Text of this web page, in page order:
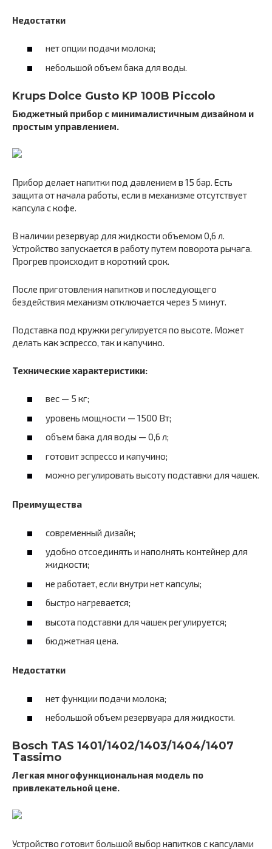
Недостатки
нет опции подачи молока;
небольшой объем бака для воды.
Krups Dolce Gusto KP 100B Piccolo
Бюджетный прибор с минималистичным дизайном и
простым управлением.
Прибор делает напитки под давлением в 15 бар. Есть
защита от начала работы, если в механизме отсутствует
капсула с кофе.
В наличии резервуар для жидкости объемом 0,6 л.
Устройство запускается в работу путем поворота рычага.
Прогрев происходит в короткий срок.
После приготовления напитков и последующего
бездействия механизм отключается через 5 минут.
Подставка под кружки регулируется по высоте. Может
делать как эспрессо, так и капучино.
Технические характеристики:
вес — 5 кг;
уровень мощности — 1500 Вт;
объем бака для воды — 0,6 л;
готовит эспрессо и капучино;
можно регулировать высоту подставки для чашек.
Преимущества
современный дизайн;
удобно отсоединять и наполнять контейнер для
жидкости;
не работает, если внутри нет капсулы;
быстро нагревается;
высота подставки для чашек регулируется;
бюджетная цена.
Недостатки
нет функции подачи молока;
небольшой объем резервуара для жидкости.
Bosch TAS 1401/1402/1403/1404/1407
Tassimo
Легкая многофункциональная модель по
привлекательной цене.
Устройство готовит большой выбор напитков с капсулами